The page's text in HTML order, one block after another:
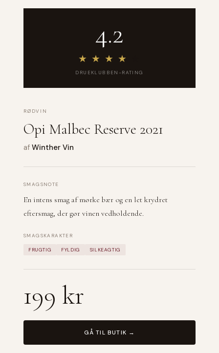
4.2
★ ★ ★ ★
DRUEKLUBBEN-RATING
RØDVIN
Opi Malbec Reserve 2021
af Winther Vin
SMAGSNOTE
En intens smag af mørke bær og en let krydret
eftersmag, der gør vinen vedholdende.
SMAGSKARAKTER
FRUGTIG FYLDIG SILKEAGTIG
199 kr
GÅ TIL BUTIK →